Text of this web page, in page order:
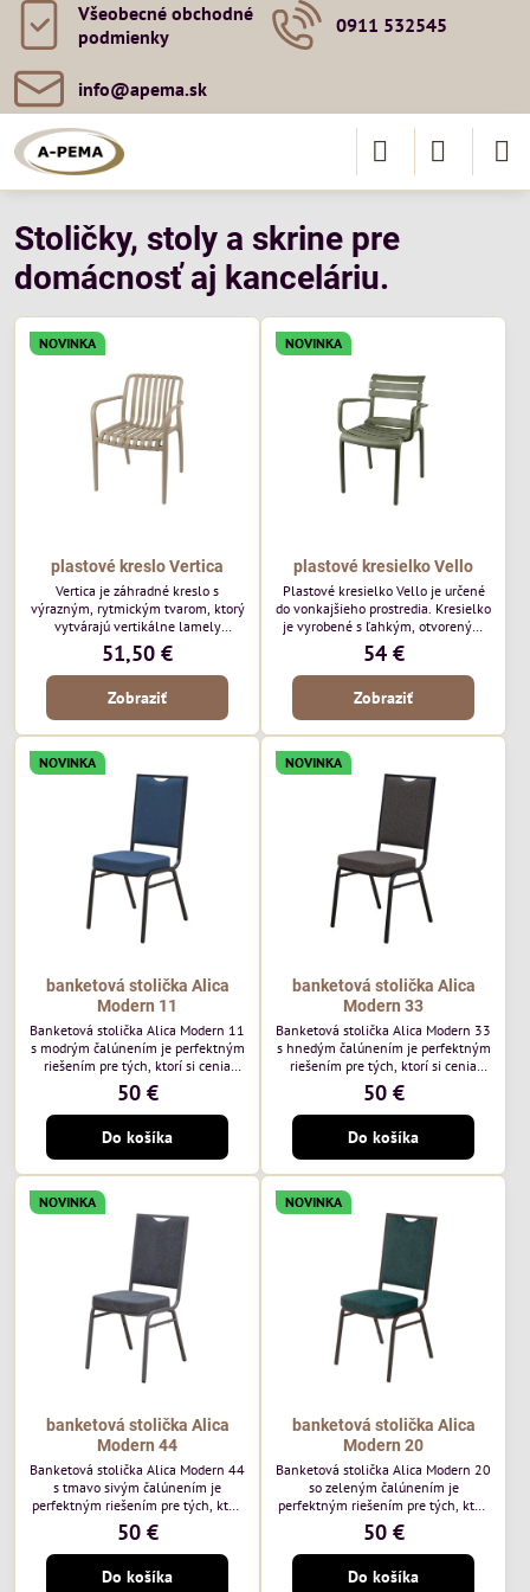
Všeobecné obchodné
podmienky
0911 532545
info​@apema​.sk
Stoličky, stoly a skrine pre
domácnosť aj kanceláriu.
NOVINKA
plastové kreslo Vertica
Vertica je záhradné kreslo s
výrazným, rytmickým tvarom, ktorý
vytvárajú vertikálne lamely
operadla a sedadla. Jej otvorený
dizajn jej dodáva ľahký, vzdušný
vzhľad a robí z nej perfektný
doplnok moderných vonkajších
pozornosť svojimi detailmi bez toho,
aby dominoval priestoru. Bude
vyzerať skvele vo vonkajších
jedálenských priestoroch, pri
bistrových stoloch a v...
51,50 €
Zobraziť
NOVINKA
plastové kresielko Vello
Plastové kresielko Vello je určené
do vonkajšieho prostredia. Kresielko
je vyrobené s ľahkým, otvoreným
tvarom a jemne kontúrovanými
líniami. Horizontálne lamely
operadla a jemne zaoblené
podrúčky dodávajú kresielku
ležérny, letný nádych. Tento model
bude vyzerať skvele vo vonkajších
jedálenských priestoroch, pri
reštauračných stoloch a v
bistrových priestoroch.
54 €
Zobraziť
NOVINKA
banketová stolička Alica
Modern 11
Banketová stolička Alica Modern 11
s modrým čalúnením je perfektným
riešením pre tých, ktorí si cenia
vysokú kvalitu a jedinečný dizajn.
Stolička je výnimočná použitím
vysoko kvalitného modrého
čalúnenia Mossa 79 od poľského
výrobcu Davis ktorého látka má
hmotnosť 325 g/m², čo zaručuje
výnimočnú odolnosť a pohodlie.
Okrem toho je látka vybavená
technológiou Easy-Clean, vďaka
ktorej sa ľahko...
50 €
Do košíka
NOVINKA
banketová stolička Alica
Modern 33
Banketová stolička Alica Modern 33
s hnedým čalúnením je perfektným
riešením pre tých, ktorí si cenia
vysokú kvalitu a jedinečný dizajn.
Stolička je výnimočná použitím
vysoko kvalitného hnedého
čalúnenia Mossa 29 od poľského
výrobcu Davis ktorého látka má
hmotnosť 325 g/m², čo zaručuje
výnimočnú odolnosť a pohodlie.
Okrem toho je látka vybavená
technológiou Easy-Clean, vďaka
ktorej sa ľahko...
50 €
Do košíka
NOVINKA
banketová stolička Alica
Modern 44
Banketová stolička Alica Modern 44
s tmavo sivým čalúnením je
perfektným riešením pre tých, ktorí
si cenia vysokú kvalitu a jedinečný
dizajn. Stolička je výnimočná
použitím vysoko kvalitného tmavo
sivého zamatového čalúnenia od
50 €
Do košíka
NOVINKA
banketová stolička Alica
Modern 20
Banketová stolička Alica Modern 20
so zeleným čalúnením je
perfektným riešením pre tých, ktorí
si cenia vysokú kvalitu a jedinečný
dizajn. Stolička je výnimočná
použitím vysoko kvalitného tmavo
zeleného zamatového čalúnenia od
50 €
Do košíka